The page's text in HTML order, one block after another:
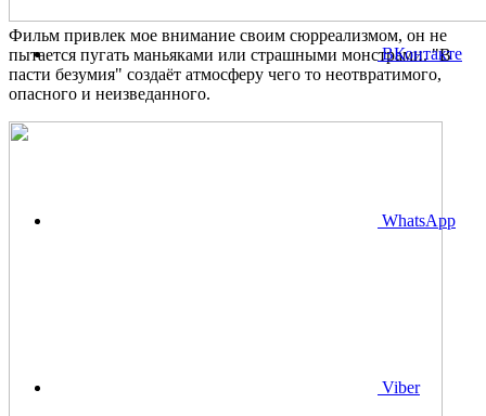
Фильм привлек мое внимание своим сюрреализмом, он не
пытается пугать маньяками или страшными монстрами. "В
пасти безумия" создаёт атмосферу чего то неотвратимого,
опасного и неизведанного.
ВКонтакте
WhatsApp
Viber